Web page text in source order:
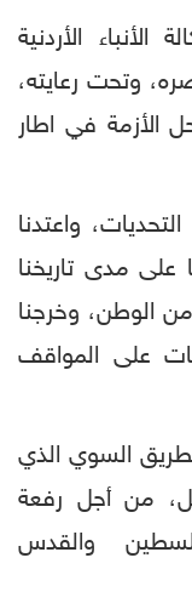
الأردنية
وتحت رعايته،
الأزمة في اطار
واعتدنا
على مدى تاريخنا
الوطن، وخرجنا
على المواقف
السوي الذي
من أجل رفعة
والقدس